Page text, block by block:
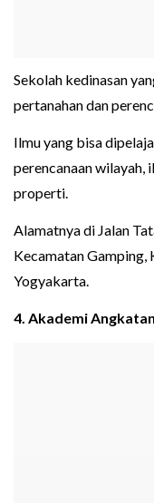
Sekolah kedinasan
pertanahan dan
Ilmu yang bisa
perencanaan wilayah,
properti.
Alamatnya di Jalan
Kecamatan Gamping,
Yogyakarta.
4. Akademi